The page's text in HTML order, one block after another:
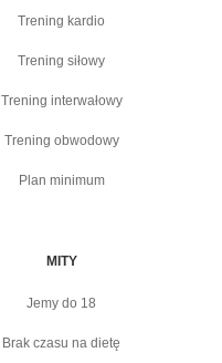
Trening kardio
Trening siłowy
Trening interwałowy
Trening obwodowy
Plan minimum
MITY
Jemy do 18
Brak czasu na dietę